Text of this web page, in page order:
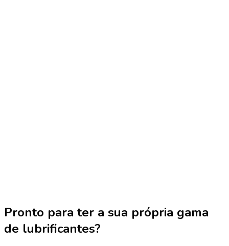
Pronto para ter a sua própria gama
de lubrificantes?